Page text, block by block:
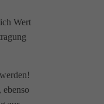
Wert
ebenso